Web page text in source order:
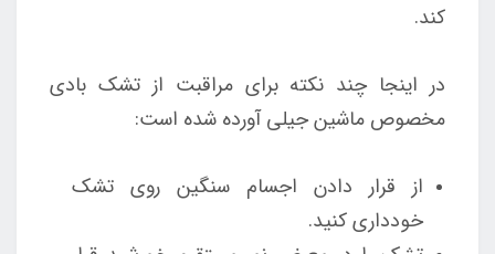
کند.
در اینجا چند نکته برای مراقبت از تشک بادی
مخصوص ماشین جیلی آورده شده است:
از قرار دادن اجسام سنگین روی تشک
خودداری کنید.